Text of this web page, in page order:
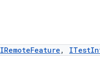
IRemoteFeature ,